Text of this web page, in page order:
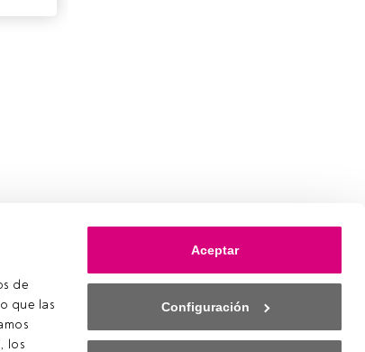
de
que las
los
Aceptar
Configuración